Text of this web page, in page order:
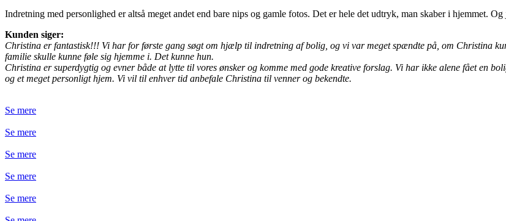
Indretning med personlighed er altså meget andet end bare nips og gamle fotos. Det er hele det udtryk, man skaber i hjemmet.
Kunden siger:
Christina er fantastisk!!! Vi har for første gang søgt om hjælp til indretning af bolig, og vi var meget spændte på, om Christina
familie skulle kunne føle sig hjemme i. Det kunne hun.
Christina er superdygtig og evner både at lytte til vores ønsker og komme med gode kreative forslag. Vi har ikke alene fået en
og et meget personligt hjem. Vi vil til enhver tid anbefale Christina til venner og bekendte.
Se mere
Se mere
Se mere
Se mere
Se mere